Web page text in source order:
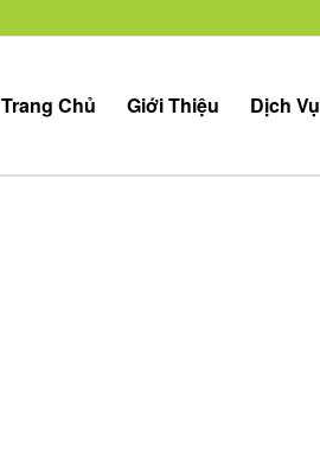
Trang Chủ Giới Thiệu Dịch Vụ